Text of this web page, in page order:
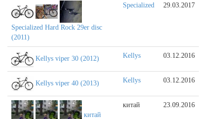
Specialized Hard Rock 29er disc
(2011)
Specialized 29.03.2017
Kellys viper 30 (2012) Kellys 03.12.2016
Kellys viper 40 (2013) Kellys 03.12.2016
китай
китай 23.09.2016